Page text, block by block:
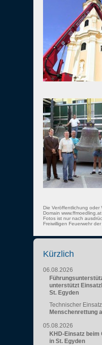
Die Veröffentlichung oder
Domain
Fotos ist nur nach
Freiwilligen Feuerwehr
Kürzlich
06.08.2026
unterstützt
St. Egyden
Technischer Einsatz
Menschenrettung
05.08.2026
KHD-Einsatz beim
in St. Egyden